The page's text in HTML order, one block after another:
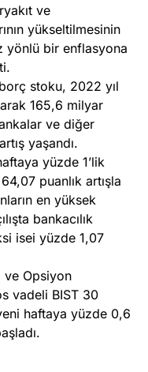
ve
yükseltilmesinin
yönlü bir enflasyona
stoku, 2022 yıl
165,6 milyar
ve diğer
yaşandı.
yüzde 1’lik
puanlık artışla
en yüksek
bankacılık
isei yüzde 1,07
ve Opsiyon
vadeli BIST 30
haftaya yüzde 0,6